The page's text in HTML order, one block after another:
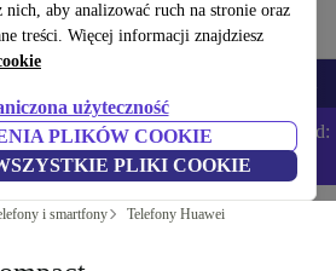
aby analizować ruch na stronie oraz
treści. Więcej informacji znajdziesz
użyteczność
PLIKÓW COOKIE
PLIKI COOKIE
5% na wszystkich iPhone’ach – Kod:
i smartfony Telefony Huawei